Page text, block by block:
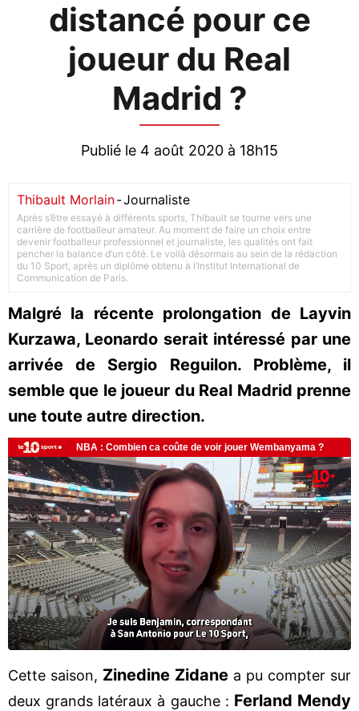
distancé pour ce
joueur du Real
Madrid ?
Publié le 4 août 2020 à 18h15
Thibault Morlain-Journaliste
Après s’être essayé à différents sports, Thibault se tourne vers une
carrière de footballeur amateur. Au moment de faire un choix entre
devenir footballeur professionnel et journaliste, les qualités ont fait
pencher la balance d’un côté. Le voilà désormais au sein de la rédaction
du 10 Sport, après un diplôme obtenu à l’Institut International de
Communication de Paris.
Malgré la récente prolongation de Layvin
Kurzawa, Leonardo serait intéressé par une
arrivée de Sergio Reguilon. Problème, il
semble que le joueur du Real Madrid prenne
une toute autre direction.
Cette saison, Zinedine Zidane a pu compter sur
deux grands latéraux à gauche : Ferland Mendy